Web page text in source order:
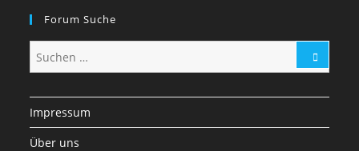
Forum Suche
Impressum
Über uns